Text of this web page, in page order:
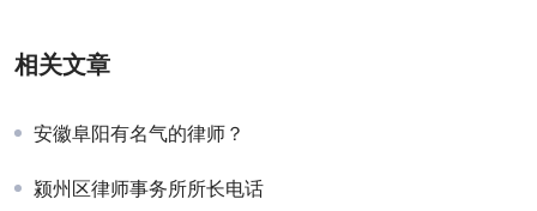
相关文章
安徽阜阳有名气的律师？
颍州区律师事务所所长电话